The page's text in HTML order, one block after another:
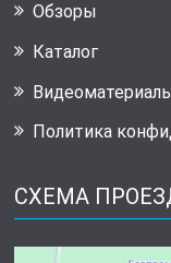
Обзоры
Каталог
Политика
СХЕМА